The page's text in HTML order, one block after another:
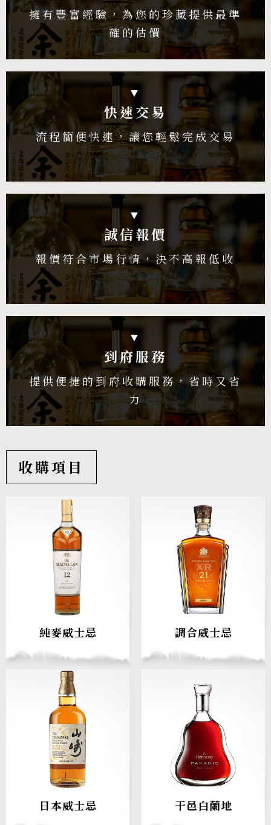
擁有豐富經驗，為您的珍藏提供最準
確的估價
▼
快速交易
流程簡便快速，讓您輕鬆完成交易
▼
誠信報價
報價符合市場行情，決不高報低收
▼
到府服務
提供便捷的到府收購服務，省時又省
力
收購項目
純麥威士忌 調合威士忌
日本威士忌 干邑白蘭地